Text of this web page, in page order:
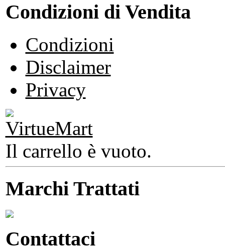
Condizioni di Vendita
Condizioni
Disclaimer
Privacy
Il carrello è vuoto.
Marchi Trattati
Contattaci